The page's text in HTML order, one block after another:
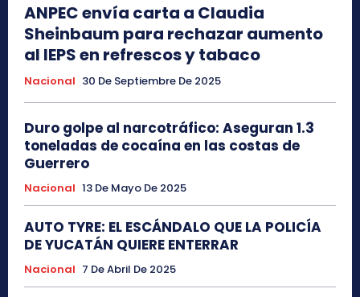
ANPEC envía carta a Claudia
Sheinbaum para rechazar aumento
al IEPS en refrescos y tabaco
Nacional 30 De Septiembre De 2025
Duro golpe al narcotráfico: Aseguran 1.3
toneladas de cocaína en las costas de
Guerrero
Nacional 13 De Mayo De 2025
AUTO TYRE: EL ESCÁNDALO QUE LA POLICÍA
DE YUCATÁN QUIERE ENTERRAR
Nacional 7 De Abril De 2025